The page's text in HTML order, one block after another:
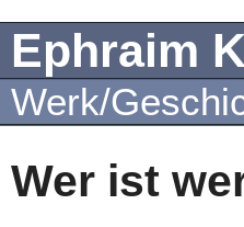
Ephraim
Werk/
Wer ist